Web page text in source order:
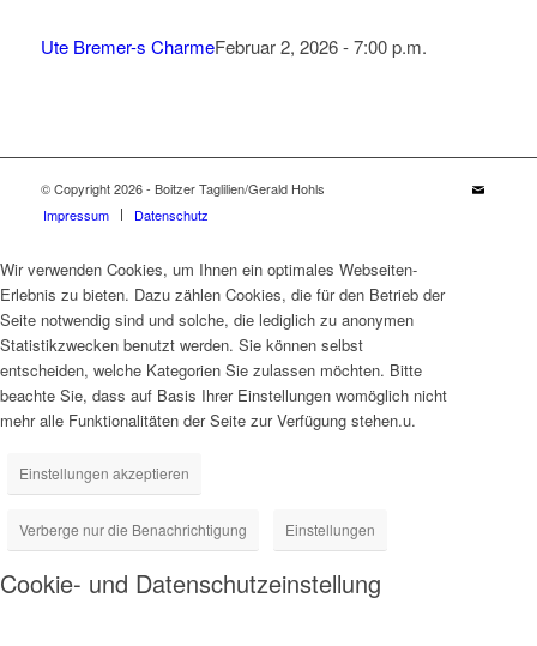
Ute Bremer-s CharmeFebruar 2, 2026 - 7:00 p.m.
© Copyright 2026 - Boitzer Taglilien/Gerald Hohls
Impressum
Datenschutz
Wir verwenden Cookies, um Ihnen ein optimales Webseiten-
Erlebnis zu bieten. Dazu zählen Cookies, die für den Betrieb der
Seite notwendig sind und solche, die lediglich zu anonymen
Statistikzwecken benutzt werden. Sie können selbst
entscheiden, welche Kategorien Sie zulassen möchten. Bitte
beachte Sie, dass auf Basis Ihrer Einstellungen womöglich nicht
mehr alle Funktionalitäten der Seite zur Verfügung stehen.u.
Einstellungen akzeptieren
Verberge nur die Benachrichtigung Einstellungen
Cookie- und Datenschutzeinstellung